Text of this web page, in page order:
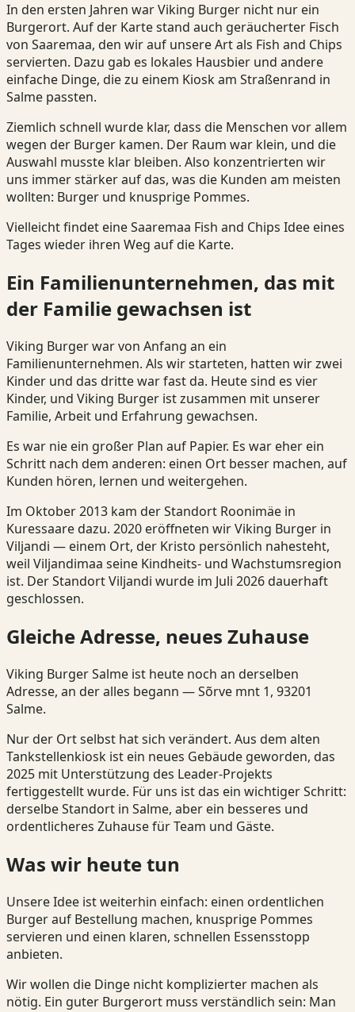
In den ersten Jahren war Viking Burger nicht nur ein
Burgerort. Auf der Karte stand auch geräucherter Fisch
von Saaremaa, den wir auf unsere Art als Fish and Chips
servierten. Dazu gab es lokales Hausbier und andere
einfache Dinge, die zu einem Kiosk am Straßenrand in
Salme passten.
Ziemlich schnell wurde klar, dass die Menschen vor allem
wegen der Burger kamen. Der Raum war klein, und die
Auswahl musste klar bleiben. Also konzentrierten wir
uns immer stärker auf das, was die Kunden am meisten
wollten: Burger und knusprige Pommes.
Vielleicht findet eine Saaremaa Fish and Chips Idee eines
Tages wieder ihren Weg auf die Karte.
Ein Familienunternehmen, das mit
der Familie gewachsen ist
Viking Burger war von Anfang an ein
Familienunternehmen. Als wir starteten, hatten wir zwei
Kinder und das dritte war fast da. Heute sind es vier
Kinder, und Viking Burger ist zusammen mit unserer
Familie, Arbeit und Erfahrung gewachsen.
Es war nie ein großer Plan auf Papier. Es war eher ein
Schritt nach dem anderen: einen Ort besser machen, auf
Kunden hören, lernen und weitergehen.
Im Oktober 2013 kam der Standort Roonimäe in
Kuressaare dazu. 2020 eröffneten wir Viking Burger in
Viljandi — einem Ort, der Kristo persönlich nahesteht,
weil Viljandimaa seine Kindheits- und Wachstumsregion
ist. Der Standort Viljandi wurde im Juli 2026 dauerhaft
geschlossen.
Gleiche Adresse, neues Zuhause
Viking Burger Salme ist heute noch an derselben
Adresse, an der alles begann — Sõrve mnt 1, 93201
Salme.
Nur der Ort selbst hat sich verändert. Aus dem alten
Tankstellenkiosk ist ein neues Gebäude geworden, das
2025 mit Unterstützung des Leader-Projekts
fertiggestellt wurde. Für uns ist das ein wichtiger Schritt:
derselbe Standort in Salme, aber ein besseres und
ordentlicheres Zuhause für Team und Gäste.
Was wir heute tun
Unsere Idee ist weiterhin einfach: einen ordentlichen
Burger auf Bestellung machen, knusprige Pommes
servieren und einen klaren, schnellen Essensstopp
anbieten.
Wir wollen die Dinge nicht komplizierter machen als
nötig. Ein guter Burgerort muss verständlich sein: Man